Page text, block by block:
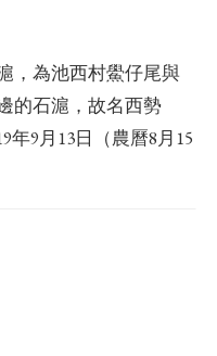
，為池西村鱟仔尾與
的石滬，故名西勢
年9月13日（農曆8月15